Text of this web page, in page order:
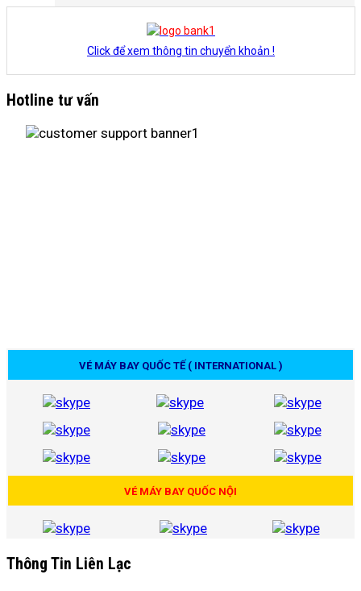
Click để xem thông tin chuyển khoản !
Hotline tư vấn
VÉ MÁY BAY QUỐC TẾ ( INTERNATIONAL )
VÉ MÁY BAY QUỐC NỘI
Thông Tin Liên Lạc